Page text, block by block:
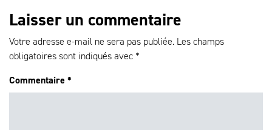
Laisser un commentaire
Votre adresse e-mail ne sera pas publiée. Les champs
obligatoires sont indiqués avec *
Commentaire *